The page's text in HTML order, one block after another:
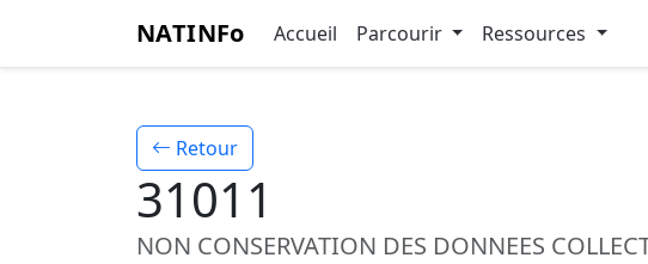
NATINFo Accueil Parcourir Ressources
Retour
31011
NON CONSERVATION DES DONNEES